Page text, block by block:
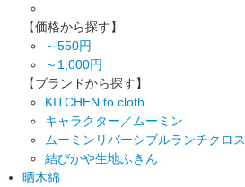
【価格から探す】
～550円
～1,000円
【ブランドから探す】
KITCHEN to cloth
キャラクター／ムーミン
ムーミンリバーシブルランチクロス
結びかや生地ふきん
晒木綿